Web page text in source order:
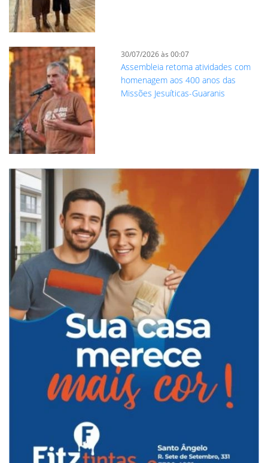
30/07/2026 às 00:07
Assembleia retoma atividades com
homenagem aos 400 anos das
Missões Jesuíticas-Guaranis